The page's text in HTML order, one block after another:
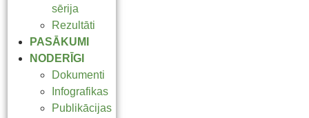
sērija
Rezultāti
PASĀKUMI
NODERĪGI
Dokumenti
Infografikas
Publikācijas